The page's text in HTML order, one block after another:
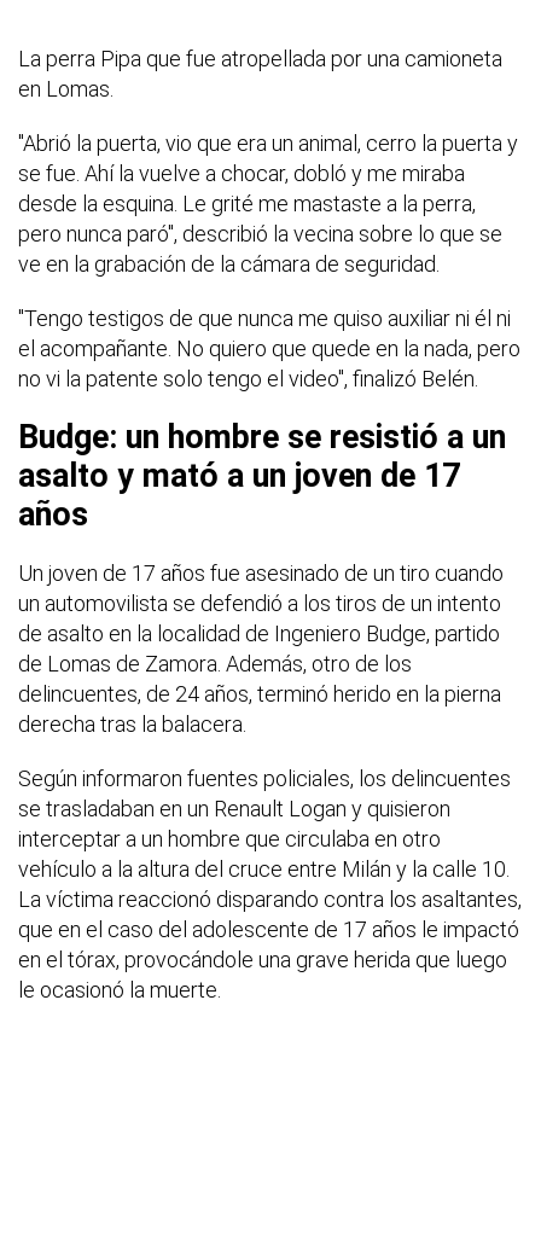
La perra Pipa que fue atropellada por una camioneta
en Lomas.
"Abrió la puerta, vio que era un animal, cerro la puerta y
se fue. Ahí la vuelve a chocar, dobló y me miraba
desde la esquina. Le grité me mastaste a la perra,
pero nunca paró", describió la vecina sobre lo que se
ve en la grabación de la cámara de seguridad.
"Tengo testigos de que nunca me quiso auxiliar ni él ni
el acompañante. No quiero que quede en la nada, pero
no vi la patente solo tengo el video", finalizó Belén.
Budge: un hombre se resistió a un
asalto y mató a un joven de 17
años
Un joven de 17 años fue asesinado de un tiro cuando
un automovilista se defendió a los tiros de un intento
de asalto en la localidad de Ingeniero Budge, partido
de Lomas de Zamora. Además, otro de los
delincuentes, de 24 años, terminó herido en la pierna
derecha tras la balacera.
Según informaron fuentes policiales, los delincuentes
se trasladaban en un Renault Logan y quisieron
interceptar a un hombre que circulaba en otro
vehículo a la altura del cruce entre Milán y la calle 10.
La víctima reaccionó disparando contra los asaltantes,
que en el caso del adolescente de 17 años le impactó
en el tórax, provocándole una grave herida que luego
le ocasionó la muerte.